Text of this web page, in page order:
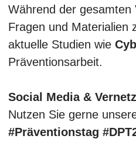
Während der gesamten
Fragen und Materialien
aktuelle Studien wie
Präventionsarbeit.
Social Media &
Nutzen Sie gerne
#Präventionstag